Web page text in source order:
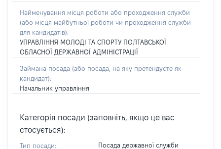
Найменування місця роботи або проходження служби
(або місця майбутньої роботи чи проходження служби
для кандидатів):
УПРАВЛІННЯ МОЛОДІ ТА СПОРТУ ПОЛТАВСЬКОЇ
ОБЛАСНОЇ ДЕРЖАВНОЇ АДМІНІСТРАЦІЇ
Займана посада (або посада, на яку претендуєте як
кандидат):
Начальник управління
Категорія посади (заповніть, якщо це вас
стосується):
Тип посади: Посада державної служби